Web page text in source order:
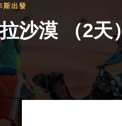
斯出發
沙漠 （2天）